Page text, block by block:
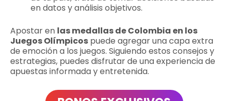
en datos y análisis objetivos.
Apostar en las medallas de Colombia en los
Juegos Olímpicos puede agregar una capa extra
de emoción a los juegos. Siguiendo estos consejos y
estrategias, puedes disfrutar de una experiencia de
apuestas informada y entretenida.